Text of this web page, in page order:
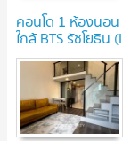
คอนโด 1 ห้องนอ
ใกล้ BTS รัชโยธิน